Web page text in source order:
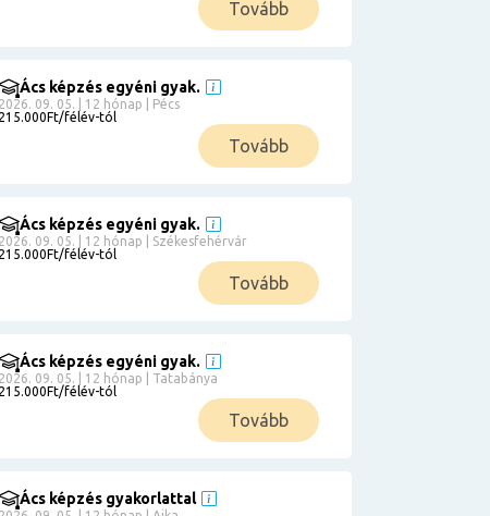
Tovább
Ács képzés egyéni gyak.
2026. 09. 05. | 12 hónap | Pécs
215.000Ft/félév-tól
Tovább
Ács képzés egyéni gyak.
2026. 09. 05. | 12 hónap | Székesfehérvár
215.000Ft/félév-tól
Tovább
Ács képzés egyéni gyak.
2026. 09. 05. | 12 hónap | Tatabánya
215.000Ft/félév-tól
Tovább
Ács képzés gyakorlattal